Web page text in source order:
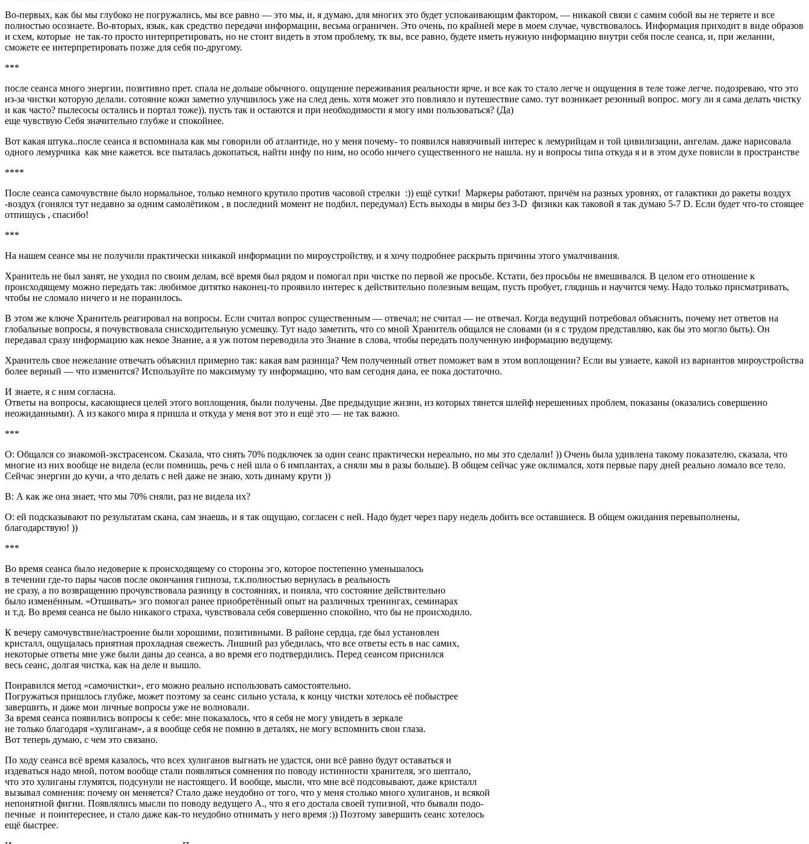
Во-первых, как бы мы глубоко не погружались, мы все равно — это мы, и, я думаю, для многих это будет успокаивающим фактором, — никакой связи с самим собой вы не теряете и все
полностью осознаете. Во-вторых, язык, как средство передачи информации, весьма ограничен. Это очень, по крайней мере в моем случае, чувствовалось. Информация приходит в виде образов
и схем, которые не так-то просто интерпретировать, но не стоит видеть в этом проблему, тк вы, все равно, будете иметь нужную информацию внутри себя после сеанса, и, при желании,
сможете ее интерпретировать позже для себя по-другому.
***
после сеанса много энергии, позитивно прет. спала не дольше обычного. ощущение переживания реальности ярче. и все как то стало легче и ощущения в теле тоже легче. подозреваю, что это
из-за чистки которую делали. сотояние кожи заметно улучшилось уже на след день. хотя может это повлияло и путешествие само. тут возникает резонный вопрос. могу ли я сама делать чистку
и как часто? пылесосы остались и портал тоже)). пусть так и остаются и при необходимости я могу ими пользоваться? (Да)
еще чувствую Себя значительно глубже и спокойнее.
Вот какая штука..после сеанса я вспоминала как мы говорили об атлантиде, но у меня почему- то появился навязчивый интерес к лемурийцам и той цивилизации, ангелам. даже нарисовала
одного лемурчика как мне кажется. все пыталась докопаться, найти инфу по ним, но особо ничего существенного не нашла. ну и вопросы типа откуда я и в этом духе повисли в пространстве
****
После сеанса самочувствие было нормальное, только немного крутило против часовой стрелки :)) ещё сутки! Маркеры работают, причём на разных уровнях, от галактики до ракеты воздух
-воздух (гонялся тут недавно за одним самолётиком , в последний момент не подбил, передумал) Есть выходы в миры без 3-D физики как таковой я так думаю 5-7 D. Если будет что-то стоящее
отпишусь , спасибо!
***
На нашем сеансе мы не получили практически никакой информации по мироустройству, и я хочу подробнее раскрыть причины этого умалчивания.
Хранитель не был занят, не уходил по своим делам, всё время был рядом и помогал при чистке по первой же просьбе. Кстати, без просьбы не вмешивался. В целом его отношение к
происходящему можно передать так: любимое дитятко наконец-то проявило интерес к действительно полезным вещам, пусть пробует, глядишь и научится чему. Надо только присматривать,
чтобы не сломало ничего и не поранилось.
В этом же ключе Хранитель реагировал на вопросы. Если считал вопрос существенным — отвечал; не считал — не отвечал. Когда ведущий потребовал объяснить, почему нет ответов на
глобальные вопросы, я почувствовала снисходительную усмешку. Тут надо заметить, что со мной Хранитель общался не словами (и я с трудом представляю, как бы это могло быть). Он
передавал сразу информацию как некое Знание, а я уж потом переводила это Знание в слова, чтобы передать полученную информацию ведущему.
Хранитель свое нежелание отвечать объяснил примерно так: какая вам разница? Чем полученный ответ поможет вам в этом воплощении? Если вы узнаете, какой из вариантов мироустройства
более верный — что изменится? Используйте по максимуму ту информацию, что вам сегодня дана, ее пока достаточно.
И знаете, я с ним согласна.
Ответы на вопросы, касающиеся целей этого воплощения, были получены. Две предыдущие жизни, из которых тянется шлейф нерешенных проблем, показаны (оказались совершенно
неожиданными). А из какого мира я пришла и откуда у меня вот это и ещё это — не так важно.
***
О: Общался со знакомой-экстрасенсом. Сказала, что снять 70% подключек за один сеанс практически нереально, но мы это сделали! )) Очень была удивлена такому показателю, сказала, что
многие из них вообще не видела (если помнишь, речь с ней шла о 6 имплантах, а сняли мы в разы больше). В общем сейчас уже оклимался, хотя первые пару дней реально ломало все тело.
Сейчас энергии до кучи, а что делать с ней даже не знаю, хоть динаму крути ))
В: А как же она знает, что мы 70% сняли, раз не видела их?
О: ей подсказывают по результатам скана, сам знаешь, и я так ощущаю, согласен с ней. Надо будет через пару недель добить все оставшиеся. В общем ожидания перевыполнены,
благодарствую! ))
***
Во время сеанса было недоверие к происходящему со стороны эго, которое постепенно уменьшалось
в течении где-то пары часов после окончания гипноза, т.к.полностью вернулась в реальность
не сразу, а по возвращению прочувствовала разницу в состояниях, и поняла, что состояние действительно
было изменённым. «Отшивать» эго помогал ранее приобретённый опыт на различных тренингах, семинарах
и т.д. Во время сеанса не было никакого страха, чувствовала себя совершенно спокойно, что бы не происходило.
К вечеру самочувствие/настроение были хорошими, позитивными. В районе сердца, где был установлен
кристалл, ощущалась приятная прохладная свежесть. Лишний раз убедилась, что все ответы есть в нас самих,
некоторые ответы мне уже были даны до сеанса, а во время его подтвердились. Перед сеансом приснился
весь сеанс, долгая чистка, как на деле и вышло.
Понравился метод «самочистки», его можно реально использовать самостоятельно.
Погружаться пришлось глубже, может поэтому за сеанс сильно устала, к концу чистки хотелось её побыстрее
завершить, и даже мои личные вопросы уже не волновали.
За время сеанса появились вопросы к себе: мне показалось, что я себя не могу увидеть в зеркале
не только благодаря «хулиганам», а я вообще себя не помню в деталях, не могу вспомнить свои глаза.
Вот теперь думаю, с чем это связано.
По ходу сеанса всё время казалось, что всех хулиганов выгнать не удастся, они всё равно будут оставаться и
издеваться надо мной, потом вообще стали появляться сомнения по поводу истинности хранителя, эго шептало,
что это хулиганы глумятся, подсунули не настоящего. И вообще, мысли, что мне всё подсовывают, даже кристалл
вызывал сомнения: почему он меняется? Стало даже неудобно от того, что у меня столько много хулиганов, и всякой
непонятной фигни. Появлялись мысли по поводу ведущего А., что я его достала своей тупизной, что бывали подо-
печные и поинтереснее, и стало даже как-то неудобно отнимать у него время :)) Поэтому завершить сеанс хотелось
ещё быстрее.